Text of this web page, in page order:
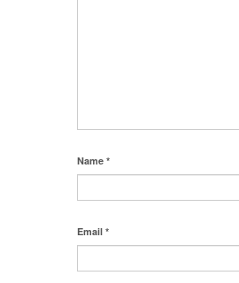
Name *
Email *